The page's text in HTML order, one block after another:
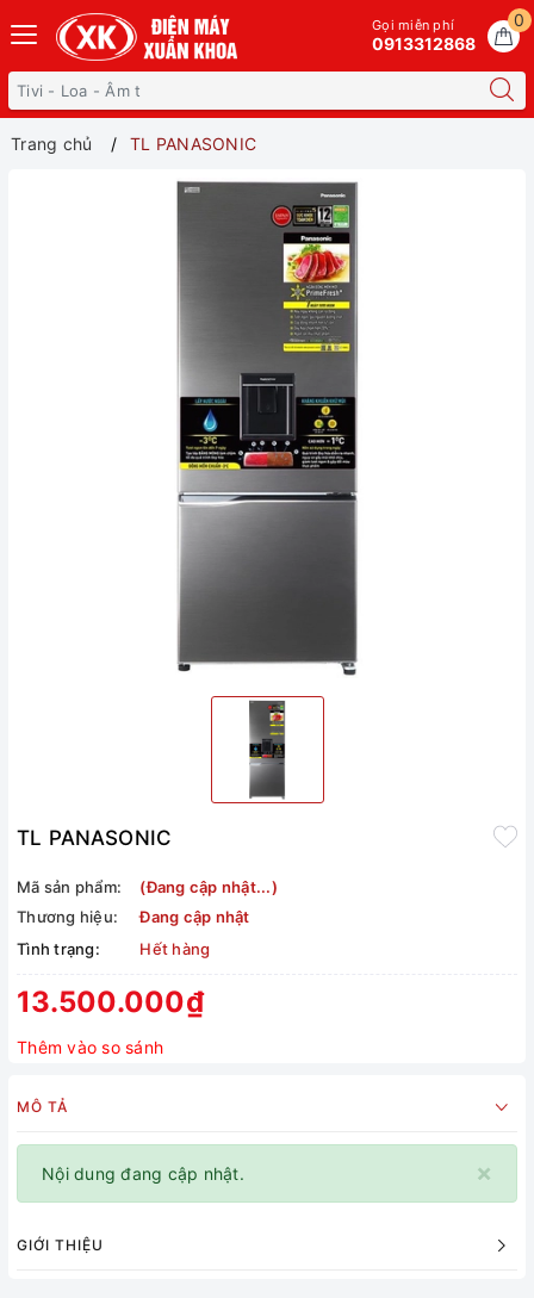
0
Gọi miễn phí
0913312868
Trang chủ TL PANASONIC
TL PANASONIC
Mã sản phẩm:
(Đang cập nhật...)
Thương hiệu:
Đang cập nhật
Tình trạng:
Hết hàng
13.500.000₫
Thêm vào so sánh
MÔ TẢ
×
Nội dung đang cập nhật.
GIỚI THIỆU